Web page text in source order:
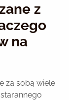
z
na
za sobą wiele